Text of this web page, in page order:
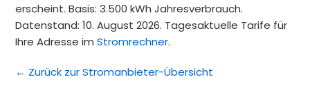
erscheint. Basis: 3.500 kWh Jahresverbrauch.
Datenstand: 10. August 2026. Tagesaktuelle Tarife für
Ihre Adresse imStromrechner.
← Zurück zur Stromanbieter-Übersicht